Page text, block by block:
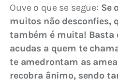
Ouve o que se segue: Se
muitos não desconfies,
também é muita! Basta
acudas a quem te
te amedrontam as
recobra ânimo, sendo